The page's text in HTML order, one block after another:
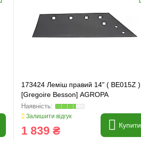
173424 Леміш правий 14" ( BE015Z )
[Gregoire Besson] AGROPA
Залишити відгук
1 839 ₴ Купити